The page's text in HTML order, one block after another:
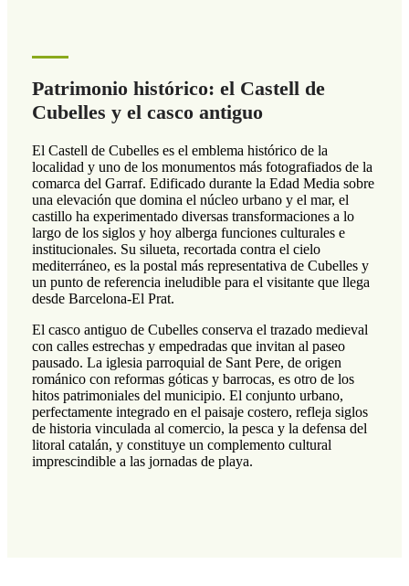
Patrimonio histórico: el Castell de
Cubelles y el casco antiguo
El Castell de Cubelles es el emblema histórico de la
localidad y uno de los monumentos más fotografiados de la
comarca del Garraf. Edificado durante la Edad Media sobre
una elevación que domina el núcleo urbano y el mar, el
castillo ha experimentado diversas transformaciones a lo
largo de los siglos y hoy alberga funciones culturales e
institucionales. Su silueta, recortada contra el cielo
mediterráneo, es la postal más representativa de Cubelles y
un punto de referencia ineludible para el visitante que llega
desde Barcelona-El Prat.
El casco antiguo de Cubelles conserva el trazado medieval
con calles estrechas y empedradas que invitan al paseo
pausado. La iglesia parroquial de Sant Pere, de origen
románico con reformas góticas y barrocas, es otro de los
hitos patrimoniales del municipio. El conjunto urbano,
perfectamente integrado en el paisaje costero, refleja siglos
de historia vinculada al comercio, la pesca y la defensa del
litoral catalán, y constituye un complemento cultural
imprescindible a las jornadas de playa.